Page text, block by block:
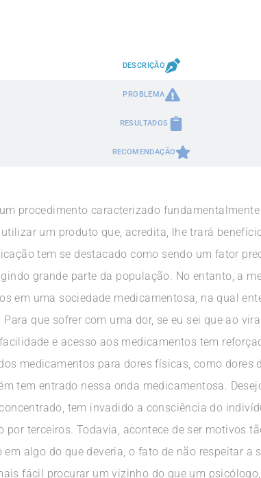
DESCRIÇÃO
PROBLEMA
RESULTADOS
RECOMENDAÇÃO
procedimento caracterizado
um produto que, acredita, lhe trará
tem se destacado como sendo um fator
grande parte da população. No entanto, a
em uma sociedade medicamentosa, na qual
que sofrer com uma dor, se eu sei que ao
e acesso aos medicamentos tem
medicamentos para dores físicas, como dores
tem entrado nessa onda medicamentosa.
tem invadido a consciência do
terceiros. Todavia, acontece de ser motivos
algo do que deveria, o fato de não respeitar
fácil procurar um vizinho do que um